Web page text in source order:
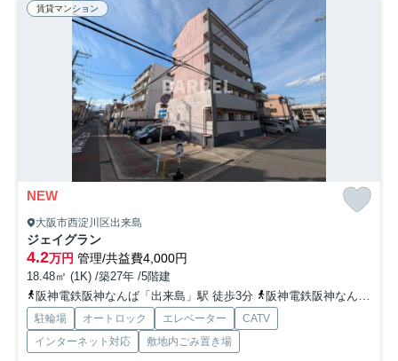
賃貸マンション
NEW
大阪市西淀川区出来島
ジェイグラン
4.2万円 管理/共益費4,000円
18.48㎡ (1K) /築27年 /5階建
阪神電鉄阪神なんば「出来島」駅 徒歩3分
阪神電鉄阪神なんば「福」駅 徒歩12分
駐輪場 オートロック エレベーター
CATV
インターネット対応
敷地内ごみ置き場